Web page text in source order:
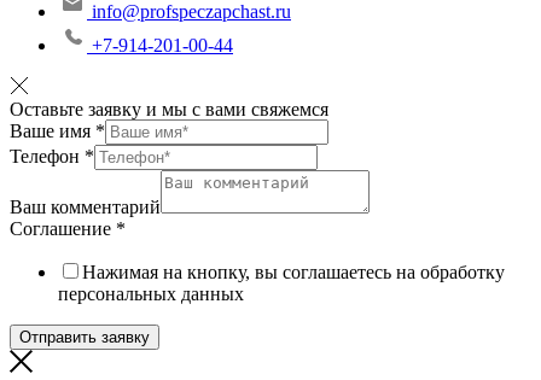
info@profspeczapchast.ru
+7-914-201-00-44
Оставьте заявку и мы с вами свяжемся
Ваше имя *
Телефон *
Ваш комментарий
Соглашение *
Нажимая на кнопку, вы соглашаетесь на обработку
персональных данных
Отправить заявку